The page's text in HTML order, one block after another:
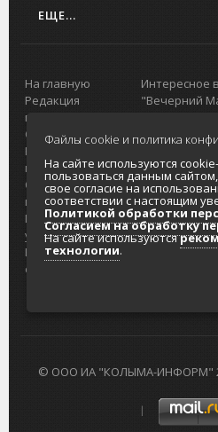
ЕЩЕ...
На главную
Редакция
портала
О проекте
Реклама на
портале
Отзывы и
предложения
Интернет-
услуги
Разработка
сайтов
Интересное
"Вечерний
Городская
Главный
Колымы
Политика в
Согласие на
данных
© ООО ИА "КОЛЫМА-ИНФОРМ"
Файлы cookie и политика
На сайте используются
пользоваться данным
свое согласие на
соответствии с настоящим
Политикой обработки
Согласием на обработку
На сайте используются
технологии.